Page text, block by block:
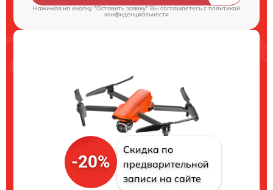
Нажимая на кнопку "Оставить заявку" Вы соглашаетесь c политикой
конфиденциальности
-20%
Скидка по
предварительной
записи на сайте